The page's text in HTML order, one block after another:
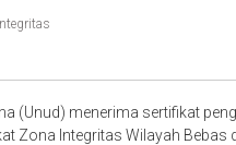
(Unud) menerima sertifikat
Zona Integritas Wilayah Bebas